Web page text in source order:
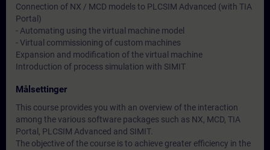
Connection of NX / MCD models to PLCSIM Advanced (with TIA
Portal)
- Automating using the virtual machine model
- Virtual commissioning of custom machines
Expansion and modification of the virtual machine
Introduction of process simulation with SIMIT
Målsettinger
This course provides you with an overview of the interaction
among the various software packages such as NX, MCD, TIA
Portal, PLCSIM Advanced and SIMIT.
The objective of the course is to achieve greater efficiency in the